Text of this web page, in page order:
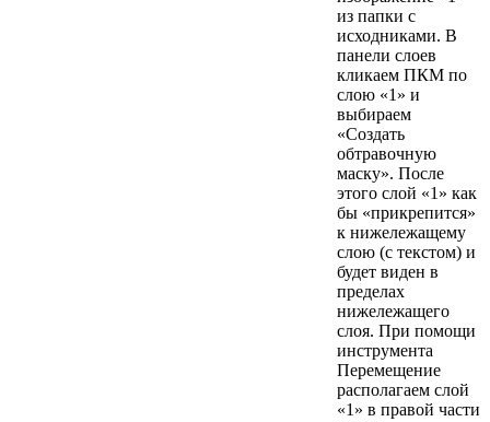
из папки с
исходниками. В
панели слоев
кликаем ПКМ по
слою «1» и
выбираем
«Создать
обтравочную
маску». После
этого слой «1» как
бы «прикрепится»
к нижележащему
слою (с текстом) и
будет виден в
пределах
нижележащего
слоя. При помощи
инструмента
Перемещение
располагаем слой
«1» в правой части